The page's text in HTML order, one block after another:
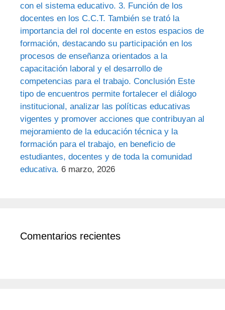
con el sistema educativo. 3. Función de los
docentes en los C.C.T. También se trató la
importancia del rol docente en estos espacios de
formación, destacando su participación en los
procesos de enseñanza orientados a la
capacitación laboral y el desarrollo de
competencias para el trabajo. Conclusión Este
tipo de encuentros permite fortalecer el diálogo
institucional, analizar las políticas educativas
vigentes y promover acciones que contribuyan al
mejoramiento de la educación técnica y la
formación para el trabajo, en beneficio de
estudiantes, docentes y de toda la comunidad
educativa. 6 marzo, 2026
Comentarios recientes